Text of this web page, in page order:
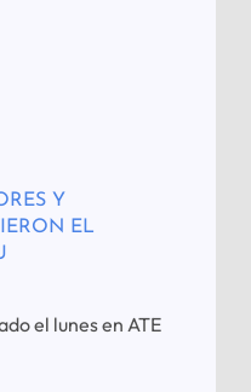
Y
EL
el lunes en ATE